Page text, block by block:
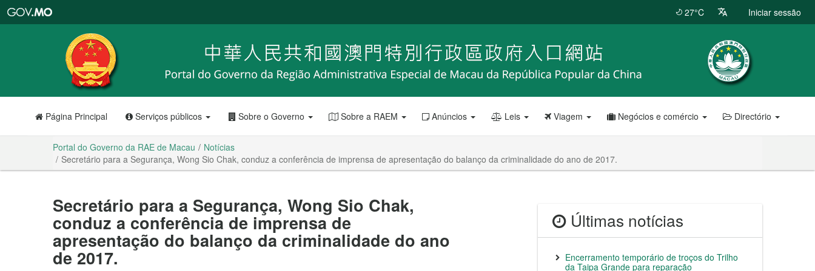
RAE
de
Macau
27°C Iniciar sessão
Página Principal Serviços públicos Sobre o Governo Sobre a RAEM Anúncios Leis Viagem Negócios e comércio Directório
Portal do Governo da RAE de Macau
Notícias
Secretário para a Segurança, Wong Sio Chak, conduz a conferência de imprensa de apresentação do balanço da criminalidade do ano de 2017.
Secretário para a Segurança, Wong Sio Chak,
conduz a conferência de imprensa de
apresentação do balanço da criminalidade do ano
de 2017.
Últimas notícias
Encerramento temporário de troços do Trilho
da Taipa Grande para reparação